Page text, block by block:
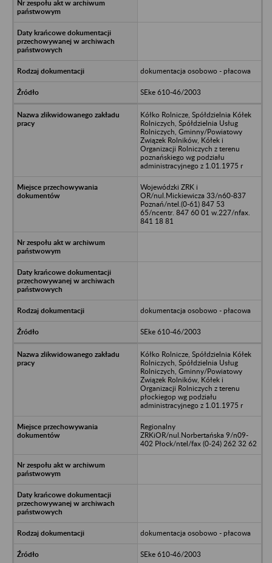
dokumentacja osobowo - płacowa
SEke 610-46/2003
Kółko Rolnicze, Spółdzielnia Kółek
Rolniczych, Spółdzielnia Usług
Rolniczych, Gminny/Powiatowy
Związek Rolników, Kółek i
Organizacji Rolniczych z terenu
poznańskiego wg podziału
administracyjnego z 1.01.1975 r
Wojewódzki ZRK i
OR/nul.Mickiewicza 33/n60-837
Poznań/ntel.(0-61) 847 53
65/ncentr. 847 60 01 w.227/nfax.
841 18 81
dokumentacja osobowo - płacowa
SEke 610-46/2003
Kółko Rolnicze, Spółdzielnia Kółek
Rolniczych, Spółdzielnia Usług
Rolniczych, Gminny/Powiatowy
Związek Rolników, Kółek i
Organizacji Rolniczych z terenu
płockiegop wg podziału
administracyjnego z 1.01.1975 r
Regionalny
ZRKiOR/nul.Norbertańska 9/n09-
402 Płock/ntel/fax (0-24) 262 32 62
dokumentacja osobowo - płacowa
SEke 610-46/2003